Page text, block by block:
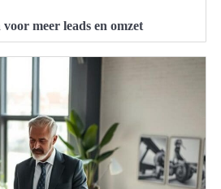
meer leads en omzet